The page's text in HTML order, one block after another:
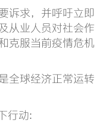
诉求，并呼吁立即
从业人员对社会作
克服当前疫情危机
全球经济正常运转
行动: